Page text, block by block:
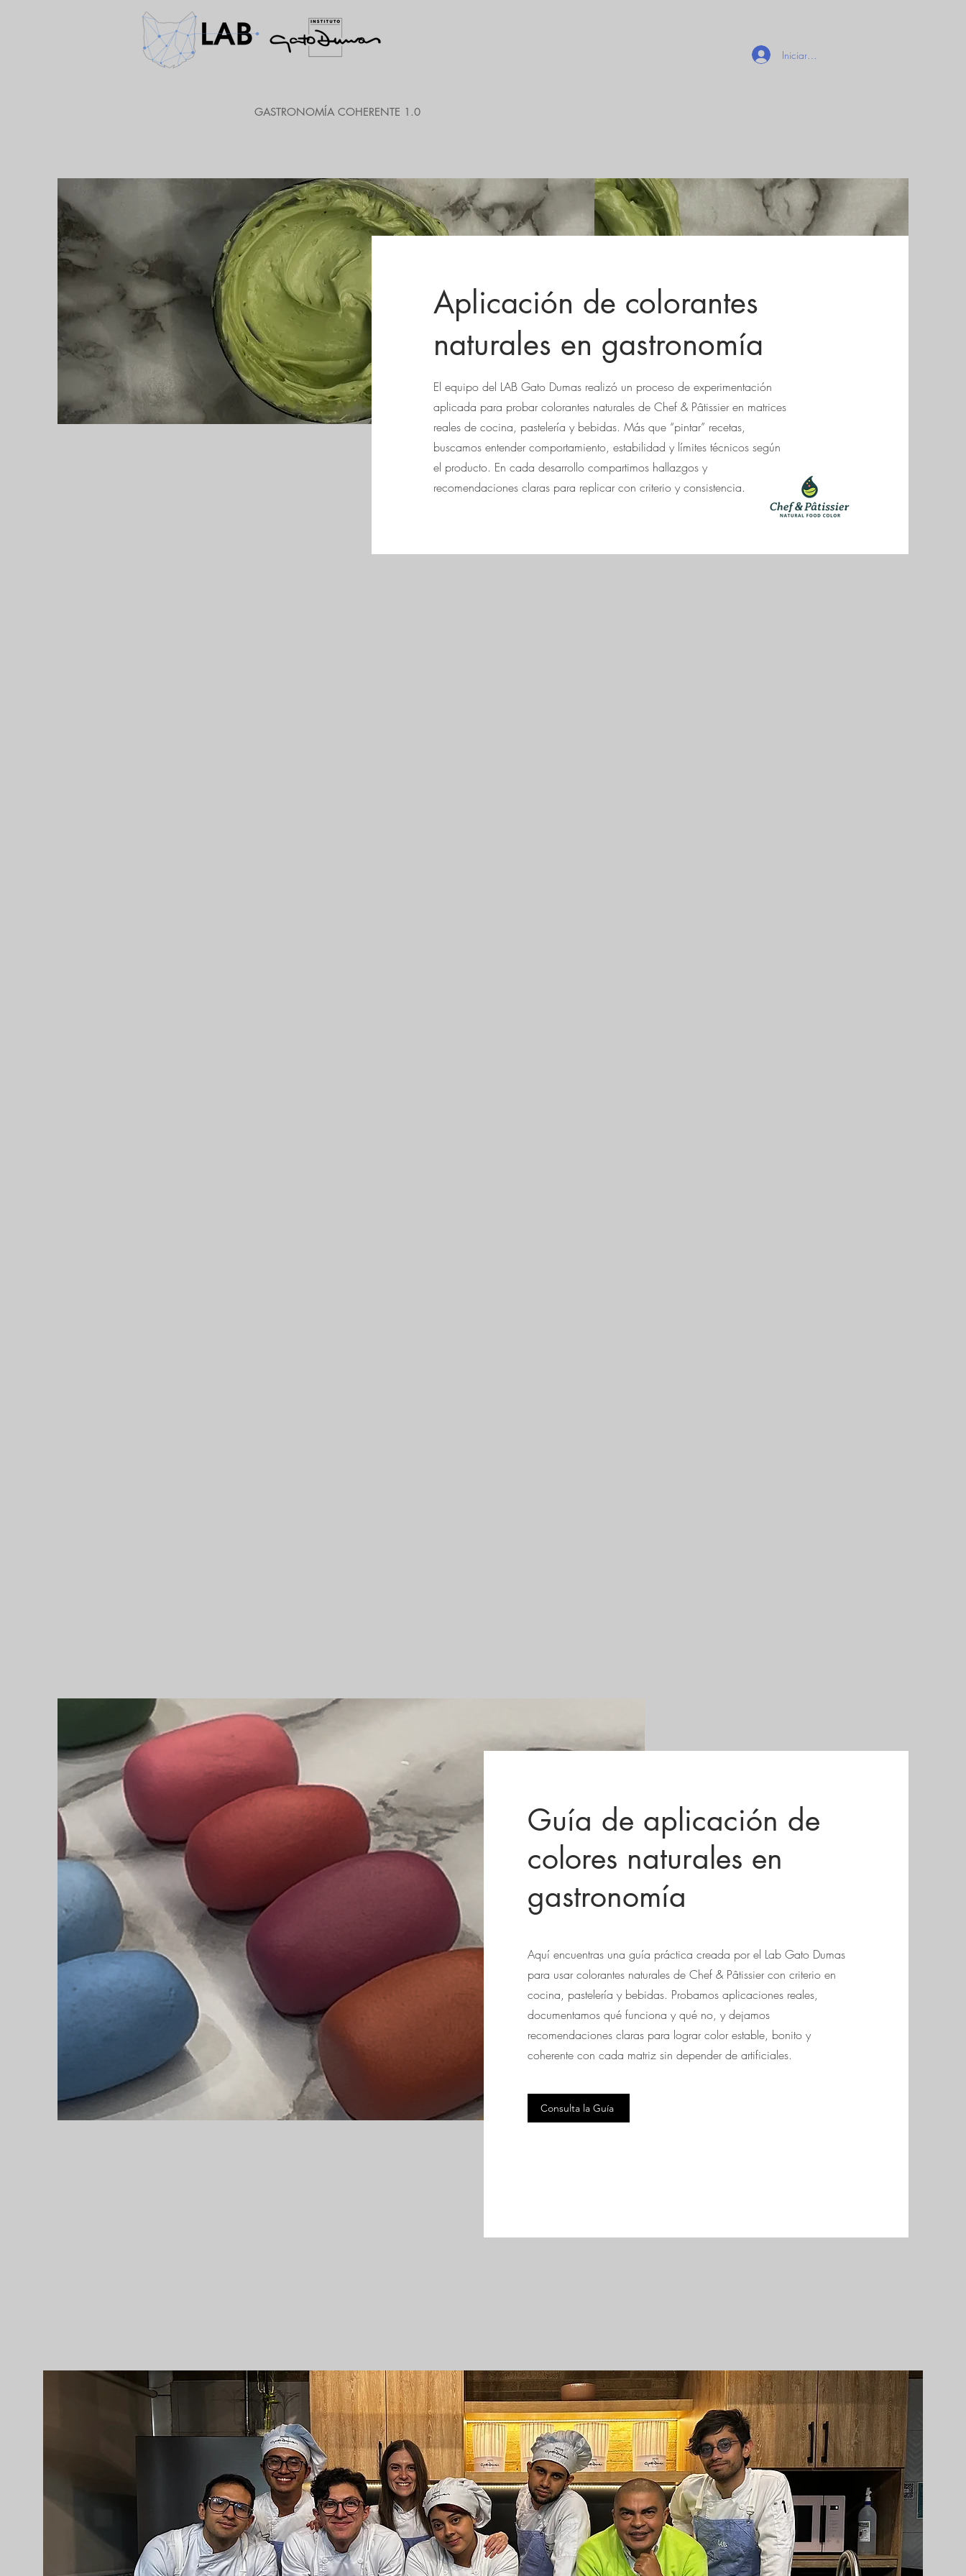
Iniciar sesión
GASTRONOMÍA COHERENTE 1.0
Aplicación de colorantes
naturales en gastronomía
El equipo del LAB Gato Dumas realizó un proceso de experimentación
aplicada para probar colorantes naturales de Chef & Pâtissier en matrices
reales de cocina, pastelería y bebidas. Más que “pintar” recetas,
buscamos entender comportamiento, estabilidad y límites técnicos según
el producto. En cada desarrollo compartimos hallazgos y
recomendaciones claras para replicar con criterio y consistencia.
Guía de aplicación de
colores naturales en
gastronomía
Aquí encuentras una guía práctica creada por el Lab Gato Dumas
para usar colorantes naturales de Chef & Pâtissier con criterio en
cocina, pastelería y bebidas. Probamos aplicaciones reales,
documentamos qué funciona y qué no, y dejamos
recomendaciones claras para lograr color estable, bonito y
coherente con cada matriz sin depender de artificiales.
Consulta la Guía